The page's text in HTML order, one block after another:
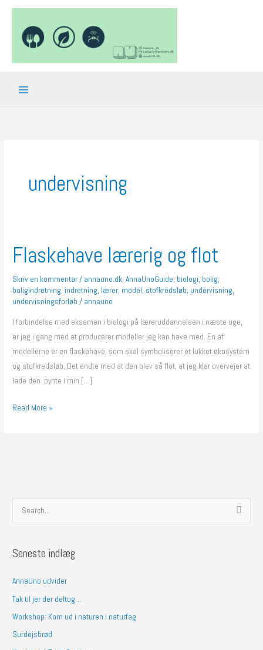
indholdet
undervisning
Flaskehave lærerig og flot
Skriv en kommentar/ annauno.dk,AnnaUnoGuide, biologi, bolig,
boligindretning, indretning, lærer, model, stofkredsløb, undervisning,
undervisningsforløb / annauno
I forbindelse med eksamen i biologi på læreruddannelsen i næste uge,
er jeg i gang med at producerer modeller jeg kan have med. En af
modellerne er en flaskehave, som skal symboliserer et lukket økosystem
og stofkredsløb. Det endte med at den blev så flot, at jeg klar overvejer at
lade den pynte i min […]
Flaskehave
lærerig
og
flot
Read More »
e
f
:
Seneste indlæg
AnnaUno udvider
Tak til jer der deltog…
Workshop: Kom ud i naturen i naturfag
Surdejsbrød